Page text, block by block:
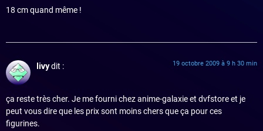
18 cm quand même !
livydit : 19 octobre 2009 à 9 h 30 min
ça reste très cher. Je me fourni chez anime-galaxie et dvfstore et je
peut vous dire que les prix sont moins chers que ça pour ces
figurines.